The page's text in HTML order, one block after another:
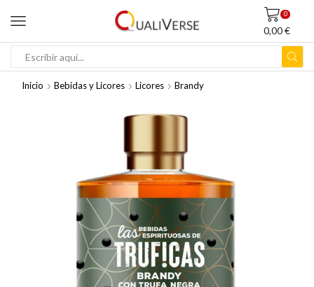
0
0,00€
BÚSQUEDA
Inicio Bebidas y Licores Licores Brandy